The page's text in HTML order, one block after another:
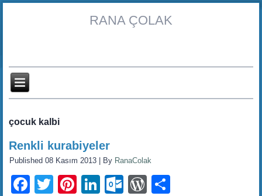
RANA ÇOLAK
çocuk kalbi
Renkli kurabiyeler
Published 08 Kasım 2013 By RanaColak
Facebook
TwitterPinterest
LinkedIn
Outlook.com
WordPress